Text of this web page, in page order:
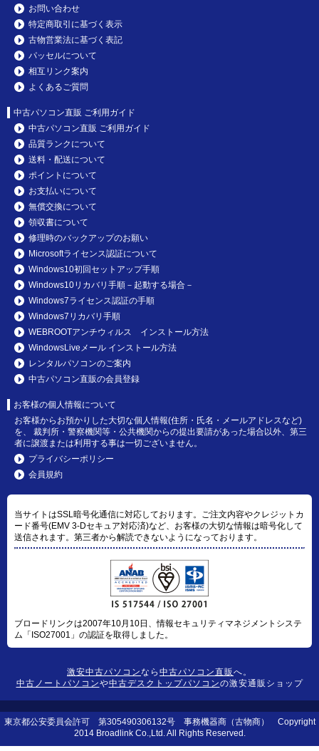
お問い合わせ
特定商取引に基づく表示
古物営業法に基づく表記
パッセルについて
相互リンク案内
よくあるご質問
中古パソコン直販 ご利用ガイド
中古パソコン直販 ご利用ガイド
品質ランクについて
送料・配送について
ポイントについて
お支払いについて
無償交換について
領収書について
修理時のバックアップのお願い
Microsoftライセンス認証について
Windows10初回セットアップ手順
Windows10リカバリ手順－起動する場合－
Windows7ライセンス認証の手順
Windows7リカバリ手順
WEBROOTアンチウィルス インストール方法
WindowsLiveメール インストール方法
レンタルパソコンのご案内
中古パソコン直販の会員登録
お客様の個人情報について
お客様からお預かりした大切な個人情報(住所・氏名・メールアドレスなど)
を、 裁判所・警察機関等・公共機関からの提出要請があった場合以外、第三
者に譲渡または利用する事は一切ございません。
プライバシーポリシー
会員規約
当サイトはSSL暗号化通信に対応しております。ご注文内容やクレジットカ
ード番号(EMV 3-Dセキュア対応済)など、お客様の大切な情報は暗号化して
送信されます。第三者から解読できないようになっております。
ブロードリンクは2007年10月10日、情報セキュリティマネジメントシステ
ム「ISO27001」の認証を取得しました。
激安中古パソコンなら 中古パソコン直販 へ。
中古ノートパソコンや中古デスクトップパソコンの激安通販ショップ
東京都公安委員会許可 第305490306132号 事務機器商（古物商） Copyright
2014 Broadlink Co.,Ltd. All Rights Reserved.